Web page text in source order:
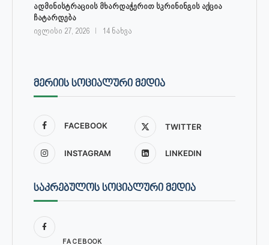
ადმინისტრაციის მხარდაჭერით სკრინინგის აქცია
ჩატარდება
ივლისი 27, 2026 14 ნახვა
ᲛᲔᲠᲘᲘᲡ ᲡᲝᲪᲘᲐᲚᲣᲠᲘ ᲛᲔᲓᲘᲐ
FACEBOOK TWITTER
INSTAGRAM LINKEDIN
ᲡᲐᲙᲠᲔᲑᲣᲚᲝᲡ ᲡᲝᲪᲘᲐᲚᲣᲠᲘ ᲛᲔᲓᲘᲐ
FACEBOOK